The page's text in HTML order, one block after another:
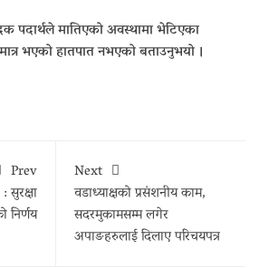
पदार्थले मातिएको अवस्थामा भेटिएका
भएको हातपात नभएको बताउनुभयो ।
Prev
सुरक्षा
निर्णय
Next
वडाध्याक्षको प्रसंशनीय काम,
सदरमुकामसम्म लगेर
अपाङहरुलाई दिलाए परिचयपत्र